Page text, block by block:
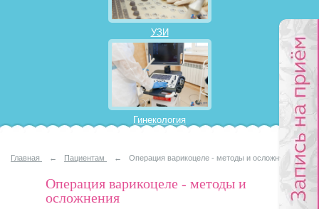
УЗИ
Гинекология
Главная ← Пациентам ← Операция варикоцеле - методы и осложнения
Операция варикоцеле - методы и
осложнения